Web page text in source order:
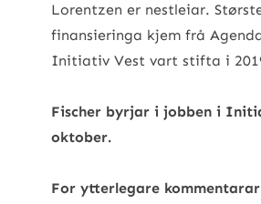
Lorentzen er nestleiar.
finansieringa kjem frå
Initiativ Vest vart stifta i
Fischer byrjar i jobben i
oktober.
For ytterlegare